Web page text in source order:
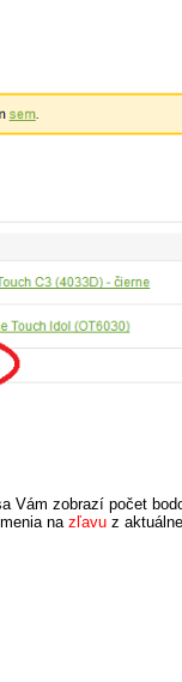
Vám zobrazí počet
na zľavu z